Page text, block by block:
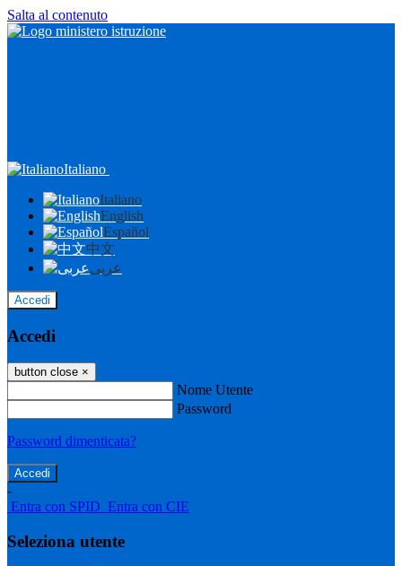
Salta al contenuto
Italiano
Italiano
English
Español
中文
عربى
Accedi
Accedi
button close ×
Nome Utente
Password
Password dimenticata?
-
Entra con SPID Entra con CIE
Seleziona utente